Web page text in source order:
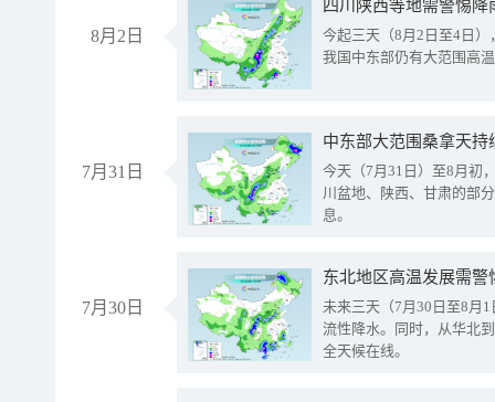
8月2日
今起三天（8月2日至4日
我国中东部仍有大范围高
7月31日
中东部大范围桑拿天
今天（7月31日）至8月初
川盆地、陕西、甘肃的部
息。
7月30日
东北地区高温发展需
未来三天（7月30日至8月
流性降水。同时，从华北
全天候在线。